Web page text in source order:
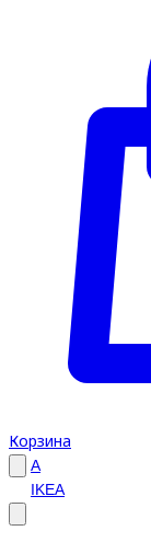
Корзина
A
IKEA